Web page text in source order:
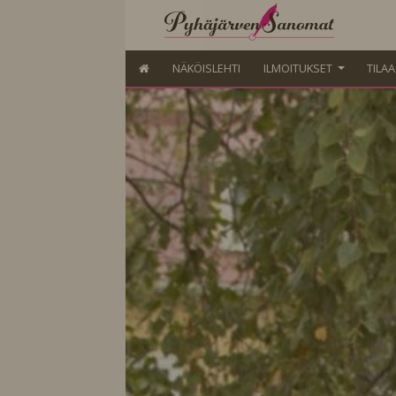
NÄKÖISLEHTI ILMOITUKSET